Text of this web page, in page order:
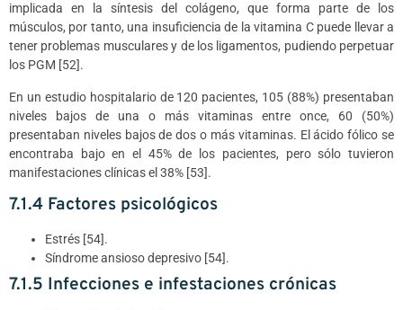
implicada en la síntesis del colágeno, que forma parte de los
músculos, por tanto, una insuficiencia de la vitamina C puede llevar a
tener problemas musculares y de los ligamentos, pudiendo perpetuar
los PGM [52].
En un estudio hospitalario de 120 pacientes, 105 (88%) presentaban
niveles bajos de una o más vitaminas entre once, 60 (50%)
presentaban niveles bajos de dos o más vitaminas. El ácido fólico se
encontraba bajo en el 45% de los pacientes, pero sólo tuvieron
manifestaciones clínicas el 38% [53].
7.1.4 Factores psicológicos
Estrés [54].
Síndrome ansioso depresivo [54].
7.1.5 Infecciones e infestaciones crónicas